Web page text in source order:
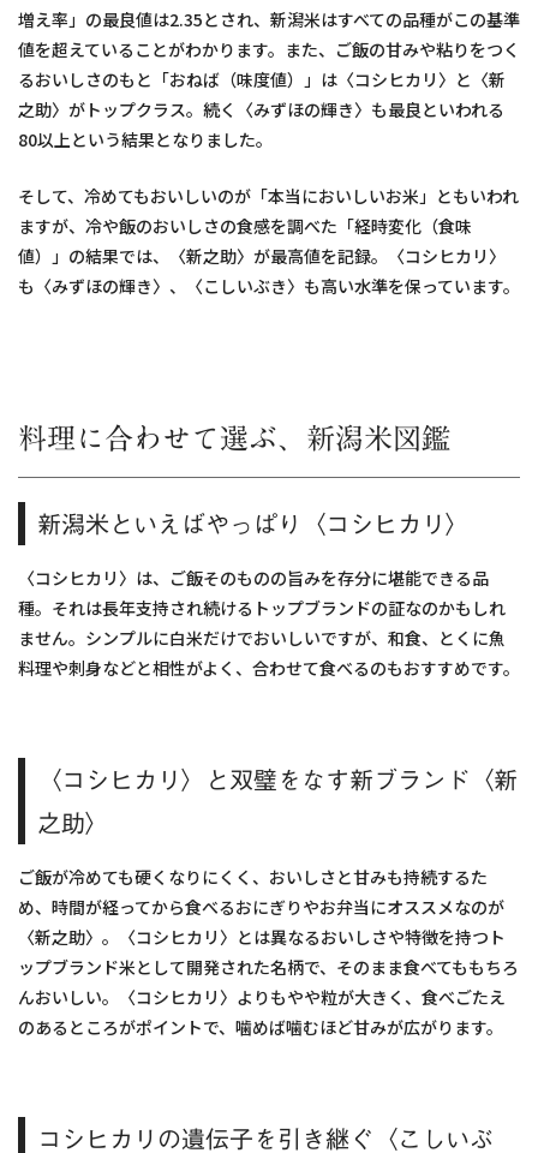
増え率」の最良値は2.35とされ、新潟米はすべての品種がこの基準
値を超えていることがわかります。また、ご飯の甘みや粘りをつく
るおいしさのもと「おねば（味度値）」は〈コシヒカリ〉と〈新
之助〉がトップクラス。続く〈みずほの輝き〉も最良といわれる
80以上という結果となりました。
そして、冷めてもおいしいのが「本当においしいお米」ともいわれ
ますが、冷や飯のおいしさの食感を調べた「経時変化（食味
値）」の結果では、〈新之助〉が最高値を記録。〈コシヒカリ〉
も〈みずほの輝き〉、〈こしいぶき〉も高い水準を保っています。
料理に合わせて選ぶ、新潟米図鑑
新潟米といえばやっぱり〈コシヒカリ〉
〈コシヒカリ〉は、ご飯そのものの旨みを存分に堪能できる品
種。それは長年支持され続けるトップブランドの証なのかもしれ
ません。シンプルに白米だけでおいしいですが、和食、とくに魚
料理や刺身などと相性がよく、合わせて食べるのもおすすめです。
〈コシヒカリ〉と双璧をなす新ブランド〈新
之助〉
ご飯が冷めても硬くなりにくく、おいしさと甘みも持続するた
め、時間が経ってから食べるおにぎりやお弁当にオススメなのが
〈新之助〉。〈コシヒカリ〉とは異なるおいしさや特徴を持つト
ップブランド米として開発された名柄で、そのまま食べてももちろ
んおいしい。〈コシヒカリ〉よりもやや粒が大きく、食べごたえ
のあるところがポイントで、噛めば噛むほど甘みが広がります。
コシヒカリの遺伝子を引き継ぐ〈こしいぶ